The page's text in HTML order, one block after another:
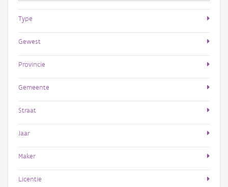
Type
Gewest
Provincie
Gemeente
Straat
Jaar
Maker
Licentie